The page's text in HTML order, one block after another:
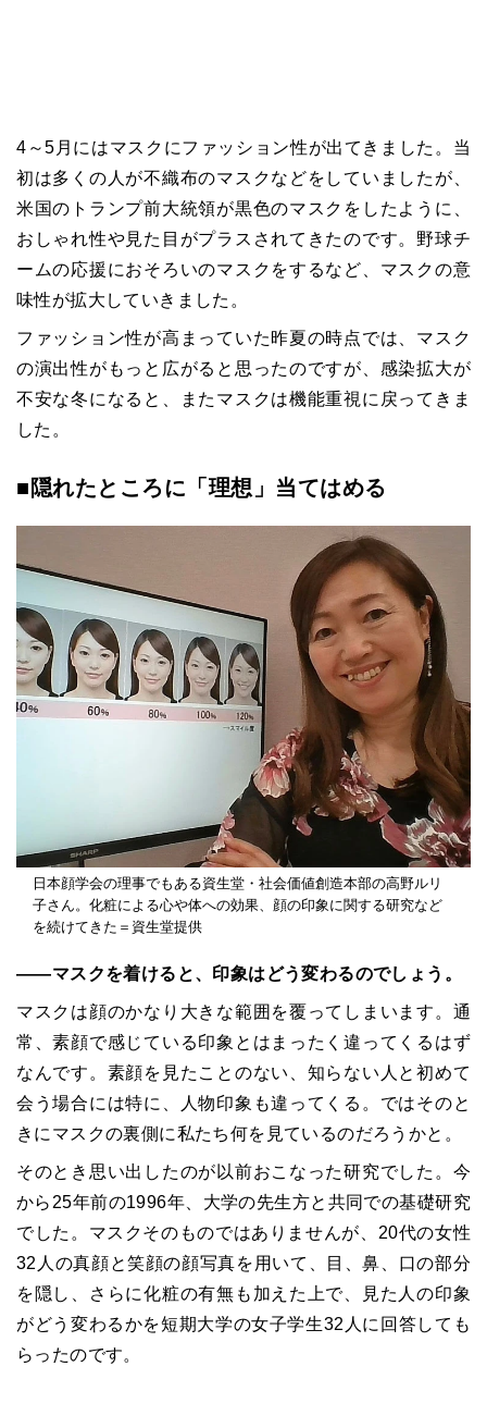
4～5月にはマスクにファッション性が出てきました。当
初は多くの人が不織布のマスクなどをしていましたが、
米国のトランプ前大統領が黒色のマスクをしたように、
おしゃれ性や見た目がプラスされてきたのです。野球チ
ームの応援におそろいのマスクをするなど、マスクの意
味性が拡大していきました。
ファッション性が高まっていた昨夏の時点では、マスク
の演出性がもっと広がると思ったのですが、感染拡大が
不安な冬になると、またマスクは機能重視に戻ってきま
した。
■隠れたところに「理想」当てはめる
日本顔学会の理事でもある資生堂・社会価値創造本部の高野ルリ
子さん。化粧による心や体への効果、顔の印象に関する研究など
を続けてきた＝資生堂提供
――マスクを着けると、印象はどう変わるのでしょう。
マスクは顔のかなり大きな範囲を覆ってしまいます。通
常、素顔で感じている印象とはまったく違ってくるはず
なんです。素顔を見たことのない、知らない人と初めて
会う場合には特に、人物印象も違ってくる。ではそのと
きにマスクの裏側に私たち何を見ているのだろうかと。
そのとき思い出したのが以前おこなった研究でした。今
から25年前の1996年、大学の先生方と共同での基礎研究
でした。マスクそのものではありませんが、20代の女性
32人の真顔と笑顔の顔写真を用いて、目、鼻、口の部分
を隠し、さらに化粧の有無も加えた上で、見た人の印象
がどう変わるかを短期大学の女子学生32人に回答しても
らったのです。